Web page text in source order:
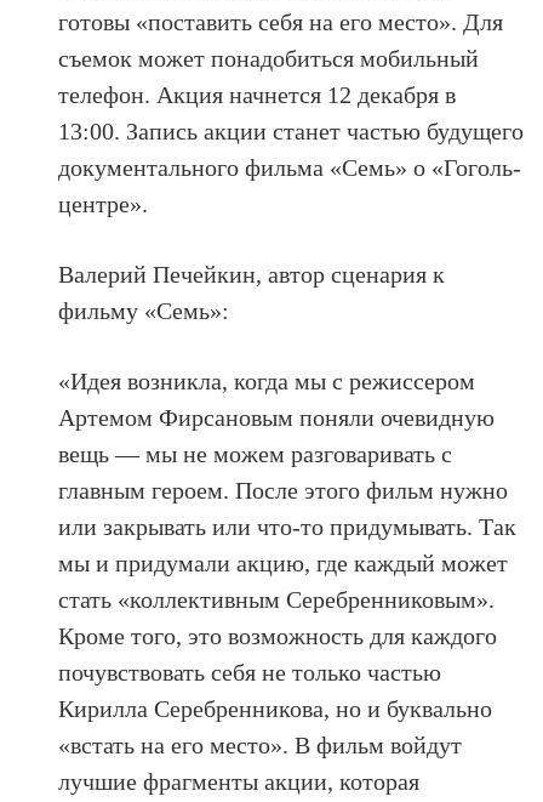
готовы «поставить себя на его место». Для
съемок может понадобиться мобильный
телефон. Акция начнется 12 декабря в
13:00. Запись акции станет частью будущего
документального фильма «Семь» о «Гоголь-
центре».
Валерий Печейкин, автор сценария к
фильму «Семь»:
«Идея возникла, когда мы с режиссером
Артемом Фирсановым поняли очевидную
вещь — мы не можем разговаривать с
главным героем. После этого фильм нужно
или закрывать или что-то придумывать. Так
мы и придумали акцию, где каждый может
стать «коллективным Серебренниковым».
Кроме того, это возможность для каждого
почувствовать себя не только частью
Кирилла Серебренникова, но и буквально
«встать на его место». В фильм войдут
лучшие фрагменты акции, которая